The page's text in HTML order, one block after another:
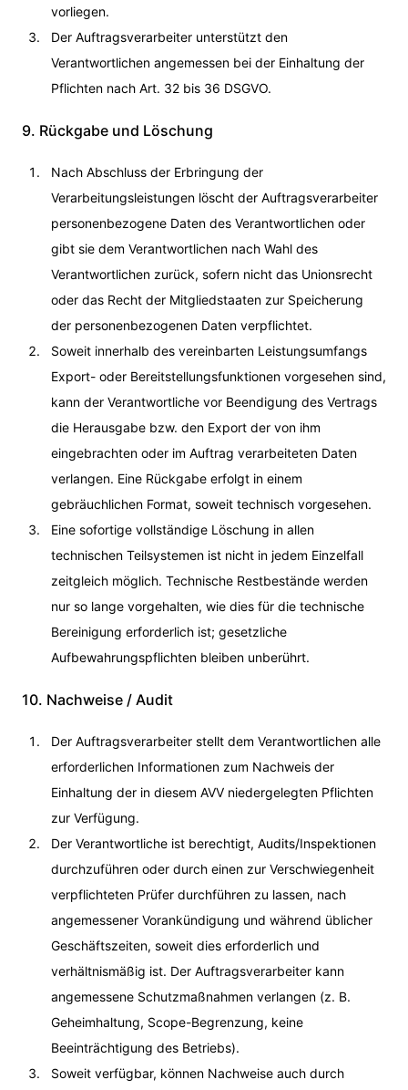
vorliegen.
Der Auftragsverarbeiter unterstützt den
Verantwortlichen angemessen bei der Einhaltung der
Pflichten nach Art. 32 bis 36 DSGVO.
9. Rückgabe und Löschung
Nach Abschluss der Erbringung der
Verarbeitungsleistungen löscht der Auftragsverarbeiter
personenbezogene Daten des Verantwortlichen oder
gibt sie dem Verantwortlichen nach Wahl des
Verantwortlichen zurück, sofern nicht das Unionsrecht
oder das Recht der Mitgliedstaaten zur Speicherung
der personenbezogenen Daten verpflichtet.
Soweit innerhalb des vereinbarten Leistungsumfangs
Export- oder Bereitstellungsfunktionen vorgesehen sind,
kann der Verantwortliche vor Beendigung des Vertrags
die Herausgabe bzw. den Export der von ihm
eingebrachten oder im Auftrag verarbeiteten Daten
verlangen. Eine Rückgabe erfolgt in einem
gebräuchlichen Format, soweit technisch vorgesehen.
Eine sofortige vollständige Löschung in allen
technischen Teilsystemen ist nicht in jedem Einzelfall
zeitgleich möglich. Technische Restbestände werden
nur so lange vorgehalten, wie dies für die technische
Bereinigung erforderlich ist; gesetzliche
Aufbewahrungspflichten bleiben unberührt.
10. Nachweise / Audit
Der Auftragsverarbeiter stellt dem Verantwortlichen alle
erforderlichen Informationen zum Nachweis der
Einhaltung der in diesem AVV niedergelegten Pflichten
zur Verfügung.
Der Verantwortliche ist berechtigt, Audits/Inspektionen
durchzuführen oder durch einen zur Verschwiegenheit
verpflichteten Prüfer durchführen zu lassen, nach
angemessener Vorankündigung und während üblicher
Geschäftszeiten, soweit dies erforderlich und
verhältnismäßig ist. Der Auftragsverarbeiter kann
angemessene Schutzmaßnahmen verlangen (z. B.
Geheimhaltung, Scope-Begrenzung, keine
Beeinträchtigung des Betriebs).
Soweit verfügbar, können Nachweise auch durch